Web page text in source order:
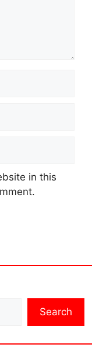
in this
Search